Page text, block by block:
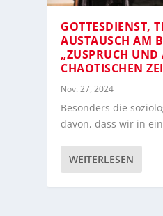
GOTTESDIENST,
AUSTAUSCH AM
ZUSPRUCH UND
HAOTISCHEN
Nov. 27, 2024
Besonders die
davon, dass wir in
WEITERLESEN